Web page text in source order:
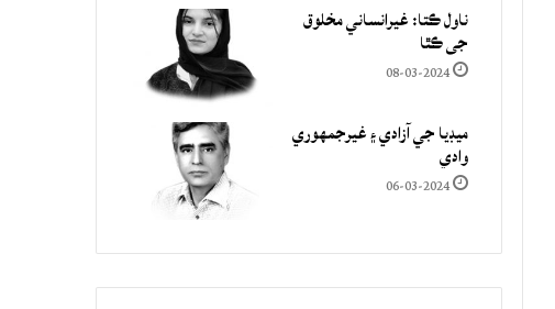
ناول ڪتا: غيرانساني مخلوق
جي ڪٿا
08-03-2024
ميڊيا جي آزادي ۽ غيرجمھوري
وادي
06-03-2024